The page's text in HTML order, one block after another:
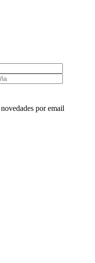
por email